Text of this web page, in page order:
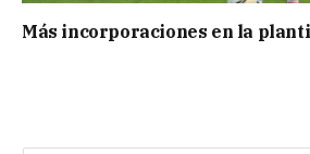
Más incorporaciones en la